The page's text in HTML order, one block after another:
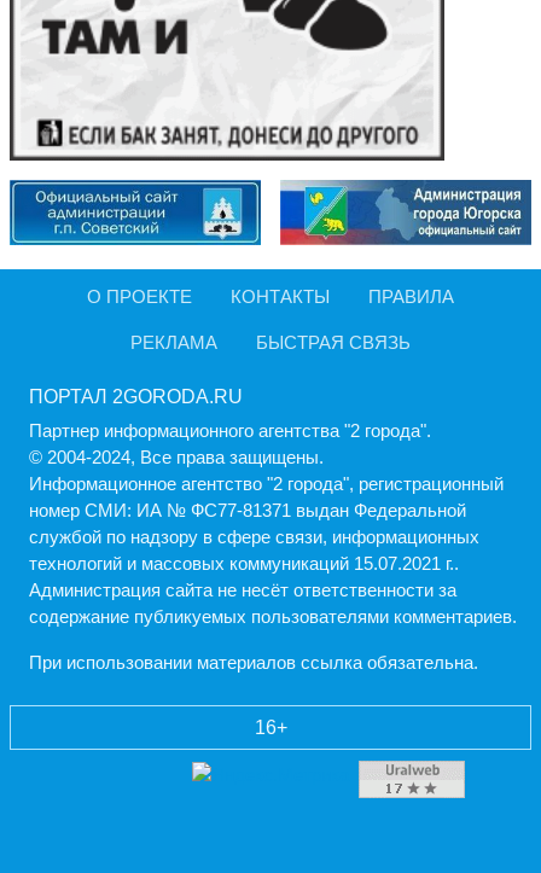
О ПРОЕКТЕ КОНТАКТЫ ПРАВИЛА
РЕКЛАМА БЫСТРАЯ СВЯЗЬ
ПОРТАЛ 2GORODA.RU
Партнер информационного агентства "2 города".
© 2004-2024, Все права защищены.
Информационное агентство "2 города", регистрационный
номер СМИ: ИА № ФС77-81371 выдан Федеральной
службой по надзору в сфере связи, информационных
технологий и массовых коммуникаций 15.07.2021 г..
Администрация cайта не несёт ответственности за
содержание публикуемых пользователями комментариев.
При использовании материалов ссылка обязательна.
16+